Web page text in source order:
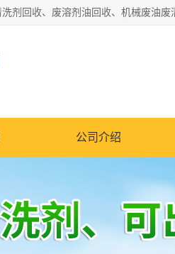
公司介绍